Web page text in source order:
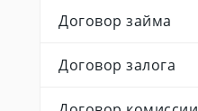
Договор займа
Договор залога